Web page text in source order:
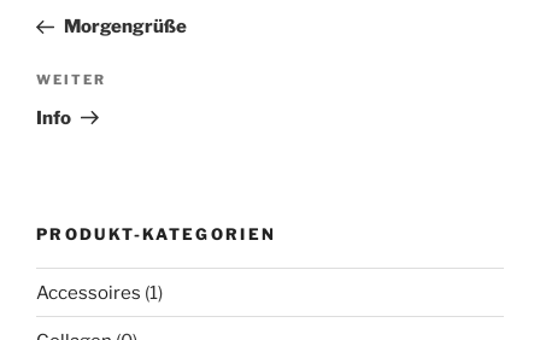
Beitrag
Morgengrüße
Nächster
Beitrag
WEITER
Info
PRODUKT-KATEGORIEN
Accessoires (1)